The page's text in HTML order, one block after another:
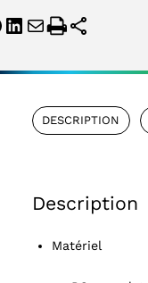
DESCRIPTION
Description
Matériel